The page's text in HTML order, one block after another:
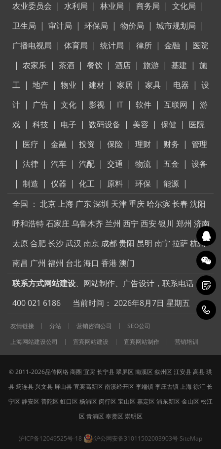
农业委员会 | 水利局 | 林业局 | 商务局 | 文化局 |
卫生局 | 审计局 | 环保局 | 物价局 | 城市规划局 |
广播电视局 | 体育局 | 统计局 | 律所 | 金融 | 医院
| 农家乐 | 茶酒 | 餐饮 | 酒店 | 旅游 | 基建 | 施
工 | 地产 | 物业 | 建材 | 家居 | 家具 | 电器 | 设
计 | 广告 | 文化 | 影视 | IT | 软件 | 互联网 | 游
戏 | 科技 | 电子 | 数码设备 | 美容 | 保健 | 医院
| 医疗 | 金融 | 投资 | 保险 | 理财 | 财务 | 管理
| 法律 | 汽车 | 汽配 | 交通 | 物流 | 五金 | 设备
| 制造 | 仪器 | 化工 | 原料 | 环保 | 能源 |
全国 ： 北京上海 广东深圳 天津重庆 哈尔滨长春 沈阳
呼和浩特石家庄乌鲁木齐 兰州 西宁 西安 银川 郑州 济南
太原合肥长沙武汉 南京 成都贵阳 昆明 南宁 拉萨杭州
南昌 广州 福州 台北海口 香港 澳门
联系方式网站建设、网站制作、广告设计，联系电话：
400 021 6186 当前时间： 2026年8月7日 星期五
友情链接 分站 营销咨询公司
SEO公司
上海网站建设公司
宜宾网站建设 宜宾网站制作 营销培训
© 2011-2026品传网络 商圈 宜宾长宁县翠屏区 南溪区 叙州区 江安县高县珙
县筠连县 兴文县 屏山县宜宾高新区 南溪经开区 李端镇李庄古镇 上海徐汇 长
宁区 静安区 普陀区 虹口区 杨浦区 闵行区 宝山区 嘉定区 浦东新区 金山区 松江
区 青浦区 奉贤区 崇明区
沪ICP备12049525号-18 沪公网安备31011502003903号 SiteMap